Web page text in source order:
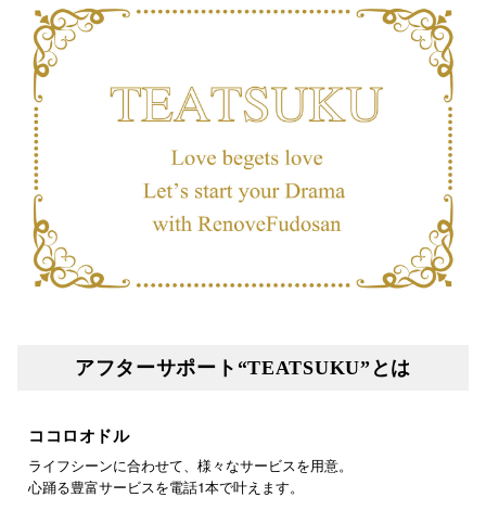
アフターサポート“TEATSUKU”とは
ココロオドル
ライフシーンに合わせて、様々なサービスを用意。
心踊る豊富サービスを電話1本で叶えます。